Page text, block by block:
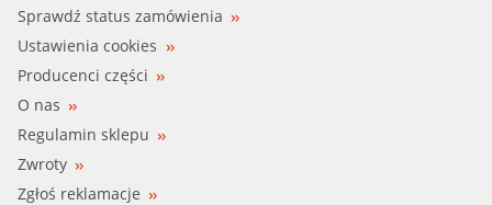
Sprawdź status zamówienia
Ustawienia cookies
Producenci części
O nas
Regulamin sklepu
Zwroty
Zgłoś reklamacje